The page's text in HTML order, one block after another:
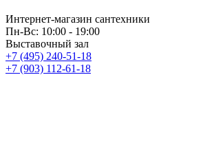
Интернет-магазин сантехники
Пн-Вс: 10:00 - 19:00
Выставочный зал
+7 (495) 240-51-18
+7 (903) 112-61-18